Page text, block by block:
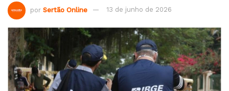
por Sertão Online 13 de junho de 2026